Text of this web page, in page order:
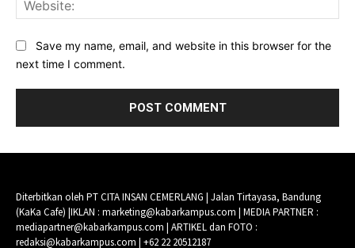
Save my name, email, and website in this browser for the
next time I comment.
Diterbitkan oleh PT CITA INSAN CEMERLANG | Jalan Tirtayasa, Bandung
(KaKa Cafe) |IKLAN : marketing@kabarkampus.com | MEDIA PARTNER :
mediapartner@kabarkampus.com | ARTIKEL dan FOTO :
redaksi@kabarkampus.com | +62 22 20512187